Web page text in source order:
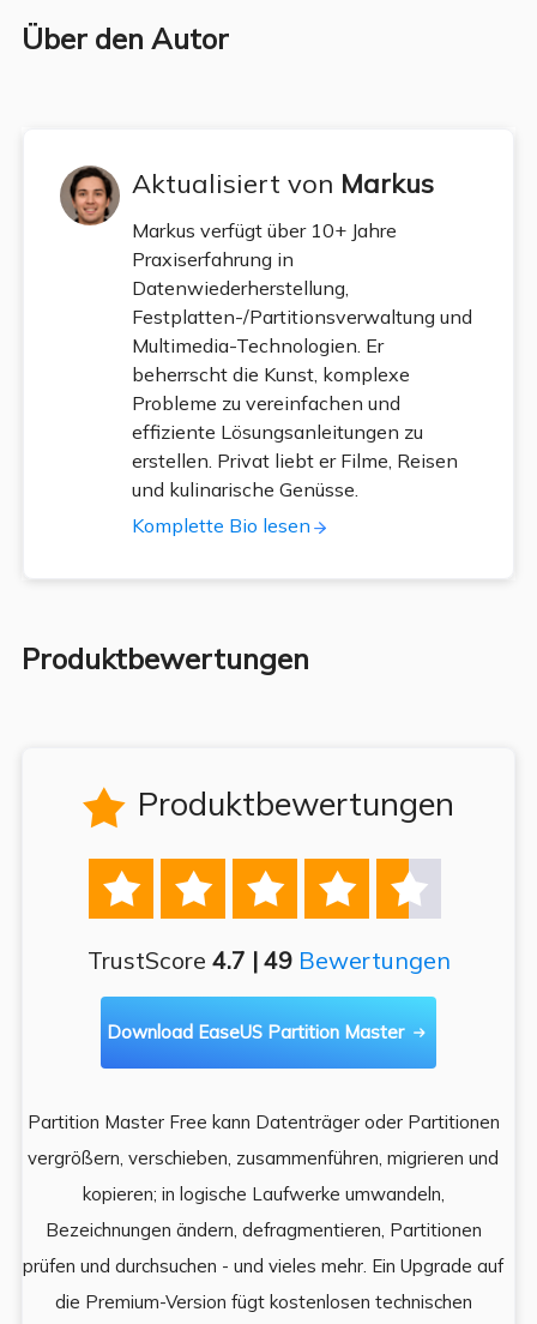
Über den Autor
Aktualisiert von Markus
Markus verfügt über 10+ Jahre
Praxiserfahrung in
Datenwiederherstellung,
Festplatten-/Partitionsverwaltung und
Multimedia-Technologien. Er
beherrscht die Kunst, komplexe
Probleme zu vereinfachen und
effiziente Lösungsanleitungen zu
erstellen. Privat liebt er Filme, Reisen
und kulinarische Genüsse.
Komplette Bio lesen
Produktbewertungen
 Produktbewertungen
    
TrustScore 4.7 | 49 Bewertungen
Download EaseUS Partition Master 
Partition Master Free kann Datenträger oder Partitionen
vergrößern, verschieben, zusammenführen, migrieren und
kopieren; in logische Laufwerke umwandeln,
Bezeichnungen ändern, defragmentieren, Partitionen
prüfen und durchsuchen - und vieles mehr. Ein Upgrade auf
die Premium-Version fügt kostenlosen technischen